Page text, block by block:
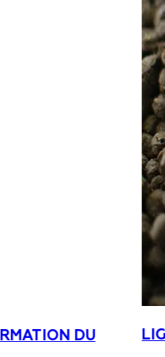
DU